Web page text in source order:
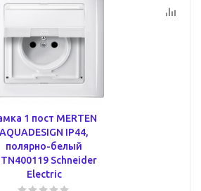
1 пост MERTEN
AQUADESIGN IP44,
полярно-белый
Schneider
Electric